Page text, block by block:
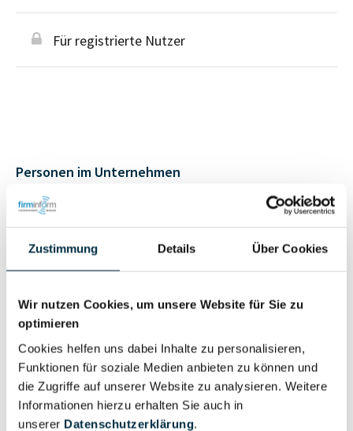
Zustimmung Details Über Cookies
Wir nutzen Cookies, um unsere Website für Sie zu
optimieren
Cookies helfen uns dabei Inhalte zu personalisieren,
Funktionen für soziale Medien anbieten zu können und
die Zugriffe auf unserer Website zu analysieren. Weitere
Informationen hierzu erhalten Sie auch in
unserer Datenschutzerklärung.
Für registrierte Nutzer
Personen im Unternehmen
Nutzer
Wirtschaftlich
Berechtigter
Vollständiges
Eigentums- und Kontrollstruktur